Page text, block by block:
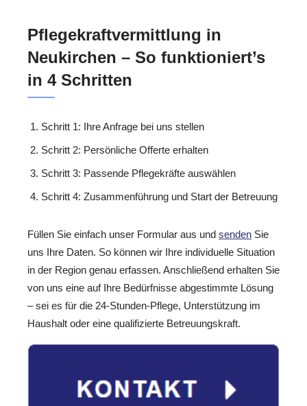
Pflegekraftvermittlung in
Neukirchen – So funktioniert’s
in 4 Schritten
Schritt 1: Ihre Anfrage bei uns stellen
Schritt 2: Persönliche Offerte erhalten
Schritt 3: Passende Pflegekräfte auswählen
Schritt 4: Zusammenführung und Start der Betreuung
Füllen Sie einfach unser Formular aus und senden Sie
uns Ihre Daten. So können wir Ihre individuelle Situation
in der Region genau erfassen. Anschließend erhalten Sie
von uns eine auf Ihre Bedürfnisse abgestimmte Lösung
– sei es für die 24-Stunden-Pflege, Unterstützung im
Haushalt oder eine qualifizierte Betreuungskraft.